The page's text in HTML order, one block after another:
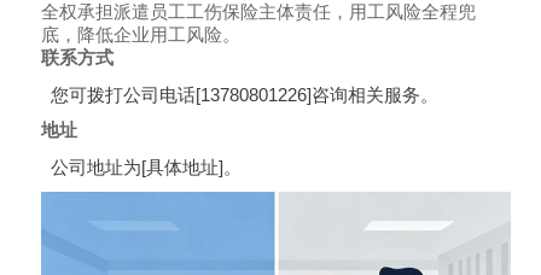
全权承担派遣员工工伤保险主体责任，用工风险全程兜
底，降低企业用工风险。
联系方式
您可拨打公司电话[13780801226]咨询相关服务。
地址
公司地址为[具体地址]。